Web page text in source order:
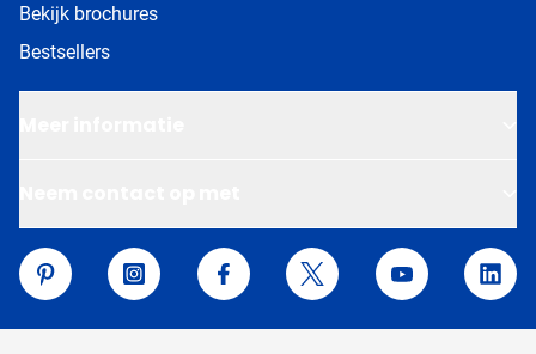
Bekijk brochures
Bestsellers
Van Helden Relatiegeschenken
Pinterest
Instagram Facebook Twitter YouTube